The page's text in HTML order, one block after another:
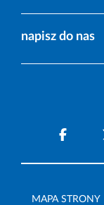
napisz do nas
MAPA STRONY